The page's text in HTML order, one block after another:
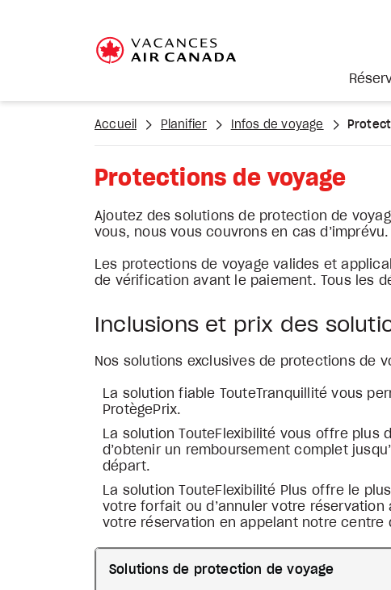
Accueil Planifier Infos de voyage
Protections de voyage
Ajoutez des solutions de protection de
vous, nous vous couvrons en cas d’imprévu.
Les protections de voyage valides et
de vérification avant le paiement. Tous les
Inclusions et prix des
Nos solutions exclusives de protections de
La solution fiable TouteTranquillité vous
ProtègePrix.
La solution TouteFlexibilité vous offre
d’obtenir un remboursement complet
départ.
La solution TouteFlexibilité Plus offre le
votre forfait ou d’annuler votre
votre réservation en appelant notre centre
Solutions de protection de voyage